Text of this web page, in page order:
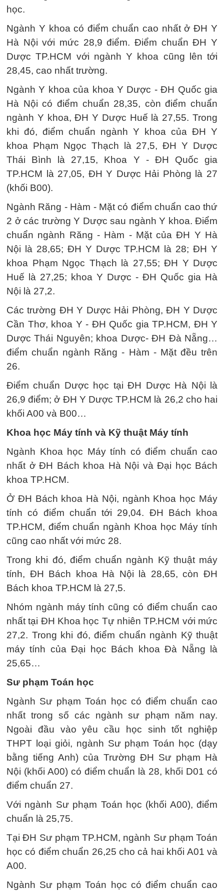
học.
Ngành Y khoa có điểm chuẩn cao nhất ở ĐH Y
Hà Nội với mức 28,9 điểm. Điểm chuẩn ĐH Y
Dược TP.HCM với ngành Y khoa cũng lên tới
28,45, cao nhất trường.
Ngành Y khoa của khoa Y Dược - ĐH Quốc gia
Hà Nội có điểm chuẩn 28,35, còn điểm chuẩn
ngành Y khoa, ĐH Y Dược Huế là 27,55. Trong
khi đó, điểm chuẩn ngành Y khoa của ĐH Y
khoa Phạm Ngọc Thạch là 27,5, ĐH Y Dược
Thái Bình là 27,15, Khoa Y - ĐH Quốc gia
TP.HCM là 27,05, ĐH Y Dược Hải Phòng là 27
(khối B00).
Ngành Răng - Hàm - Mặt có điểm chuẩn cao thứ
2 ở các trường Y Dược sau ngành Y khoa. Điểm
chuẩn ngành Răng - Hàm - Mặt của ĐH Y Hà
Nội là 28,65; ĐH Y Dược TP.HCM là 28; ĐH Y
khoa Phạm Ngọc Thạch là 27,55; ĐH Y Dược
Huế là 27,25; khoa Y Dược - ĐH Quốc gia Hà
Nội là 27,2.
Các trường ĐH Y Dược Hải Phòng, ĐH Y Dược
Cần Thơ, khoa Y - ĐH Quốc gia TP.HCM, ĐH Y
Dược Thái Nguyên; khoa Dược- ĐH Đà Nẵng…
điểm chuẩn ngành Răng - Hàm - Mặt đều trên
26.
Điểm chuẩn Dược học tại ĐH Dược Hà Nội là
26,9 điểm; ở ĐH Y Dược TP.HCM là 26,2 cho hai
khối A00 và B00…
Khoa học Máy tính và Kỹ thuật Máy tính
Ngành Khoa học Máy tính có điểm chuẩn cao
nhất ở ĐH Bách khoa Hà Nội và Đại học Bách
khoa TP.HCM.
Ở ĐH Bách khoa Hà Nội, ngành Khoa học Máy
tính có điểm chuẩn tới 29,04. ĐH Bách khoa
TP.HCM, điểm chuẩn ngành Khoa học Máy tính
cũng cao nhất với mức 28.
Trong khi đó, điểm chuẩn ngành Kỹ thuật máy
tính, ĐH Bách khoa Hà Nội là 28,65, còn ĐH
Bách khoa TP.HCM là 27,5.
Nhóm ngành máy tính cũng có điểm chuẩn cao
nhất tại ĐH Khoa học Tự nhiên TP.HCM với mức
27,2. Trong khi đó, điểm chuẩn ngành Kỹ thuật
máy tính của Đại học Bách khoa Đà Nẵng là
25,65…
Sư phạm Toán học
Ngành Sư phạm Toán học có điểm chuẩn cao
nhất trong số các ngành sư phạm năm nay.
Ngoài đầu vào yêu cầu học sinh tốt nghiệp
THPT loại giỏi, ngành Sư phạm Toán học (dạy
bằng tiếng Anh) của Trường ĐH Sư phạm Hà
Nội (khối A00) có điểm chuẩn là 28, khối D01 có
điểm chuẩn 27.
Với ngành Sư phạm Toán học (khối A00), điểm
chuẩn là 25,75.
Tại ĐH Sư phạm TP.HCM, ngành Sư phạm Toán
học có điểm chuẩn 26,25 cho cả hai khối A01 và
A00.
Ngành Sư phạm Toán học có điểm chuẩn cao